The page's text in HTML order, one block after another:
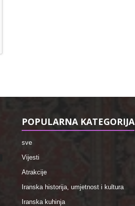
POPULARNA KATEGORIJA
sve
Vijesti
Atrakcije
Iranska historija, umjetnost i kultura
Iranska kuhinja